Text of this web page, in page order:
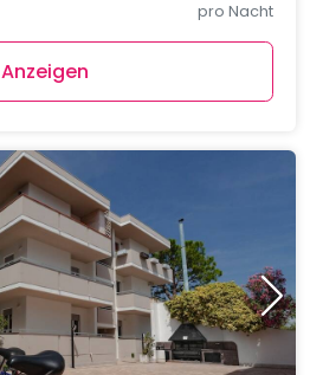
pro Nacht
Anzeigen